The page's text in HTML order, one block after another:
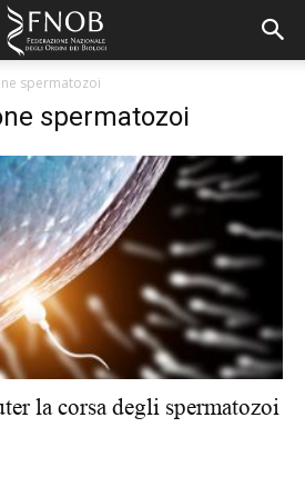
spermatozoi
spermatozoi
la corsa degli spermatozoi